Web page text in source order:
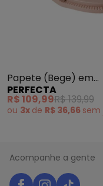
Papete (Bege) em
Sintético
PERFECTA
R$ 109,99R$ 139,99
ou 3x de R$ 36,66 sem
Acompanhe a gente